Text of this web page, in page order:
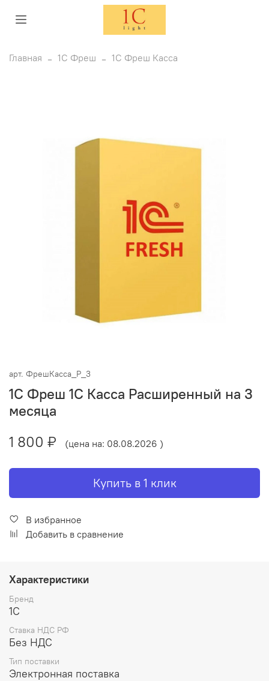
Главная 1С Фреш 1С Фреш Касса
арт. ФрешКасса_Р_3
1С Фреш 1С Касса Расширенный на 3
месяца
1 800 ₽
(цена на: 08.08.2026 )
Купить в 1 клик
В избранное
Добавить в сравнение
Характеристики
Бренд
1С
Ставка НДС РФ
Без НДС
Тип поставки
Электронная поставка